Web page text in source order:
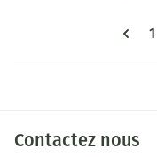
1
Contactez nous